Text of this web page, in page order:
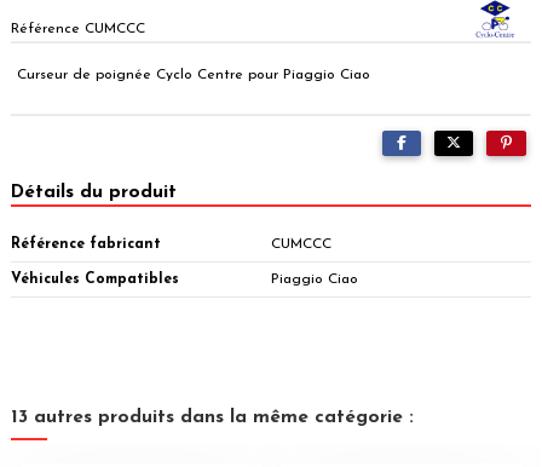
Référence CUMCCC
Curseur de poignée Cyclo Centre pour Piaggio Ciao
Détails du produit
Référence fabricant CUMCCC
Véhicules Compatibles Piaggio Ciao
13 autres produits dans la même catégorie :